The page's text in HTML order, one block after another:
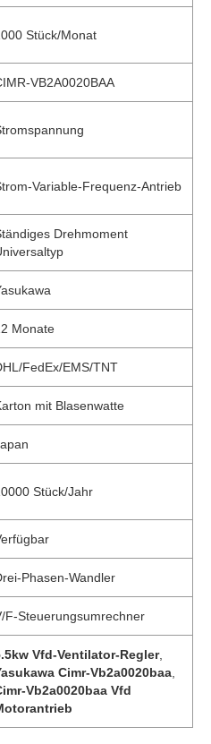
Stück/Monat
VB2A0020BAA
Variable-Frequenz-Antrieb
Drehmoment
Monate
FedEx/EMS/TNT
mit Blasenwatte
Stück/Jahr
Phasen-Wandler
F-Steuerungsumrechner
Vfd-Ventilator-Regler,
Cimr-Vb2a0020baa
Vb2a0020baa Vfd